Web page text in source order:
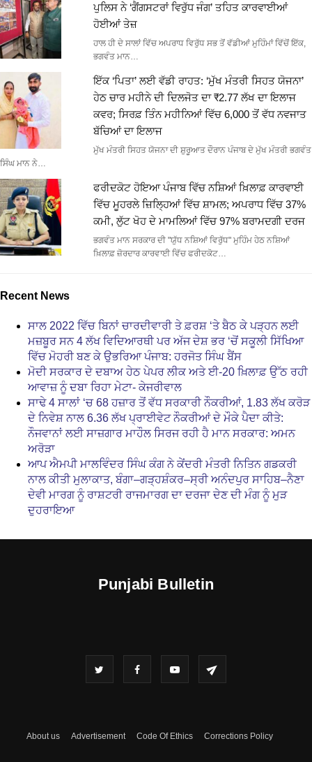
ਪੁਲਿਸ ਨੇ ‘ਗੈਂਗਸਟਰਾਂ ਵਿਰੁੱਧ ਜੰਗ’ ਤਹਿਤ ਕਾਰਵਾਈਆਂ
ਹੋਈਆਂ ਤੇਜ਼
ਹਾਲ ਹੀ ਦੇ ਸਾਲਾਂ ਵਿੱਚ ਅਪਰਾਧ ਵਿਰੁੱਧ ਸਭ ਤੋਂ ਵੱਡੀਆਂ ਮੁਹਿੰਮਾਂ ਵਿੱਚੋਂ ਇੱਕ,
ਭਗਵੰਤ ਮਾਨ…
ਇੱਕ ‘ਪਿਤਾ’ ਲਈ ਵੱਡੀ ਰਾਹਤ: ‘ਮੁੱਖ ਮੰਤਰੀ ਸਿਹਤ ਯੋਜਨਾ’
ਹੇਠ ਚਾਰ ਮਹੀਨੇ ਦੀ ਦਿਲਜੋਤ ਦਾ ₹2.77 ਲੱਖ ਦਾ ਇਲਾਜ
ਕਵਰ; ਸਿਰਫ਼ ਤਿੰਨ ਮਹੀਨਿਆਂ ਵਿੱਚ 6,000 ਤੋਂ ਵੱਧ ਨਵਜਾਤ
ਬੱਚਿਆਂ ਦਾ ਇਲਾਜ
ਮੁੱਖ ਮੰਤਰੀ ਸਿਹਤ ਯੋਜਨਾ ਦੀ ਸ਼ੁਰੂਆਤ ਦੌਰਾਨ ਪੰਜਾਬ ਦੇ ਮੁੱਖ ਮੰਤਰੀ ਭਗਵੰਤ
ਸਿੰਘ ਮਾਨ ਨੇ…
ਫਰੀਦਕੋਟ ਹੋਇਆ ਪੰਜਾਬ ਵਿੱਚ ਨਸ਼ਿਆਂ ਖ਼ਿਲਾਫ਼ ਕਾਰਵਾਈ
ਵਿੱਚ ਮੂਹਰਲੇ ਜ਼ਿਲ੍ਹਿਆਂ ਵਿੱਚ ਸ਼ਾਮਲ; ਅਪਰਾਧ ਵਿੱਚ 37%
ਕਮੀ, ਲੁੱਟ ਖੋਹ ਦੇ ਮਾਮਲਿਆਂ ਵਿੱਚ 97% ਬਰਾਮਦਗੀ ਦਰਜ
ਭਗਵੰਤ ਮਾਨ ਸਰਕਾਰ ਦੀ "ਯੁੱਧ ਨਸ਼ਿਆਂ ਵਿਰੁੱਧ" ਮੁਹਿੰਮ ਹੇਠ ਨਸ਼ਿਆਂ
ਖ਼ਿਲਾਫ਼ ਜ਼ੋਰਦਾਰ ਕਾਰਵਾਈ ਵਿੱਚ ਫਰੀਦਕੋਟ…
Recent News
ਸਾਲ 2022 ਵਿੱਚ ਬਿਨਾਂ ਚਾਰਦੀਵਾਰੀ ਤੇ ਫ਼ਰਸ਼ ‘ਤੇ ਬੈਠ ਕੇ ਪੜ੍ਹਨ ਲਈ
ਮਜ਼ਬੂਰ ਸਨ 4 ਲੱਖ ਵਿਦਿਆਰਥੀ ਪਰ ਅੱਜ ਦੇਸ਼ ਭਰ ‘ਚੋਂ ਸਕੂਲੀ ਸਿੱਖਿਆ
ਵਿੱਚ ਮੋਹਰੀ ਬਣ ਕੇ ਉਭਰਿਆ ਪੰਜਾਬ: ਹਰਜੋਤ ਸਿੰਘ ਬੈਂਸ
ਮੋਦੀ ਸਰਕਾਰ ਦੇ ਦਬਾਅ ਹੇਠ ਪੇਪਰ ਲੀਕ ਅਤੇ ਈ-20 ਖ਼ਿਲਾਫ਼ ਉੱਠ ਰਹੀ
ਆਵਾਜ਼ ਨੂੰ ਦਬਾ ਰਿਹਾ ਮੇਟਾ- ਕੇਜਰੀਵਾਲ
ਸਾਢੇ 4 ਸਾਲਾਂ ‘ਚ 68 ਹਜ਼ਾਰ ਤੋਂ ਵੱਧ ਸਰਕਾਰੀ ਨੌਕਰੀਆਂ, 1.83 ਲੱਖ ਕਰੋੜ
ਦੇ ਨਿਵੇਸ਼ ਨਾਲ 6.36 ਲੱਖ ਪ੍ਰਾਈਵੇਟ ਨੌਕਰੀਆਂ ਦੇ ਮੌਕੇ ਪੈਦਾ ਕੀਤੇ:
ਨੌਜਵਾਨਾਂ ਲਈ ਸਾਜ਼ਗਾਰ ਮਾਹੌਲ ਸਿਰਜ ਰਹੀ ਹੈ ਮਾਨ ਸਰਕਾਰ: ਅਮਨ
ਅਰੋੜਾ
ਆਪ ਐਮਪੀ ਮਾਲਵਿੰਦਰ ਸਿੰਘ ਕੰਗ ਨੇ ਕੇਂਦਰੀ ਮੰਤਰੀ ਨਿਤਿਨ ਗਡਕਰੀ
ਨਾਲ ਕੀਤੀ ਮੁਲਾਕਾਤ, ਬੰਗਾ–ਗੜ੍ਹਸ਼ੰਕਰ–ਸ੍ਰੀ ਅਨੰਦਪੁਰ ਸਾਹਿਬ–ਨੈਣਾ
ਦੇਵੀ ਮਾਰਗ ਨੂੰ ਰਾਸ਼ਟਰੀ ਰਾਜਮਾਰਗ ਦਾ ਦਰਜਾ ਦੇਣ ਦੀ ਮੰਗ ਨੂੰ ਮੁੜ
ਦੁਹਰਾਇਆ
Punjabi Bulletin
About us Advertisement Code Of Ethics Corrections Policy